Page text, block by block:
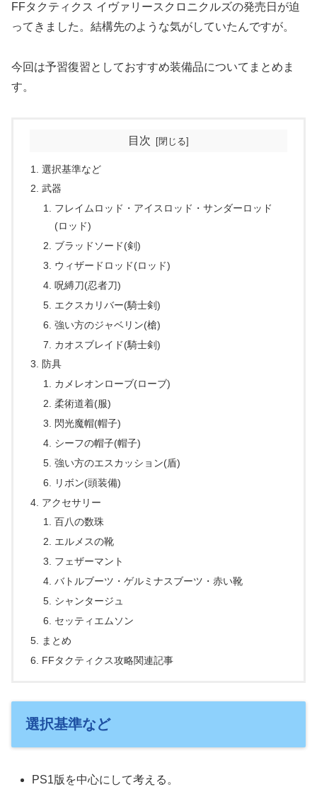
FFタクティクス イヴァリースクロニクルズの発売日が迫
ってきました。結構先のような気がしていたんですが。
今回は予習復習としておすすめ装備品についてまとめま
す。
目次
選択基準など
武器
フレイムロッド・アイスロッド・サンダーロッド
(ロッド)
ブラッドソード(剣)
ウィザードロッド(ロッド)
呪縛刀(忍者刀)
エクスカリバー(騎士剣)
強い方のジャベリン(槍)
カオスブレイド(騎士剣)
防具
カメレオンローブ(ローブ)
柔術道着(服)
閃光魔帽(帽子)
シーフの帽子(帽子)
強い方のエスカッション(盾)
リボン(頭装備)
アクセサリー
百八の数珠
エルメスの靴
フェザーマント
バトルブーツ・ゲルミナスブーツ・赤い靴
シャンタージュ
セッティエムソン
まとめ
FFタクティクス攻略関連記事
選択基準など
PS1版を中心にして考える。